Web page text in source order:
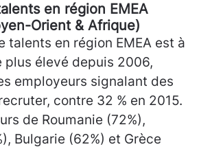
en région EMEA
Orient & Afrique)
talents en région EMEA est à
plus élevé depuis 2006,
employeurs signalant des
contre 32 % en 2015.
de Roumanie (72%),
Bulgarie (62%) et Grèce